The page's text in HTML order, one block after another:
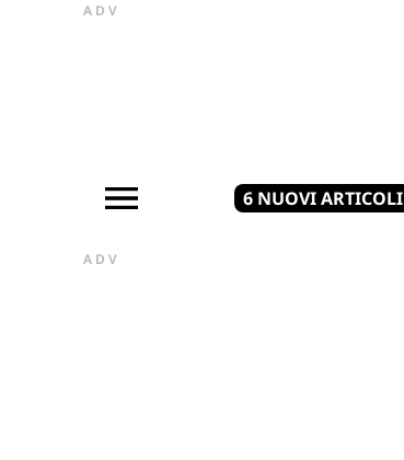
ADV
6 NUOVI ARTICOLI
ADV